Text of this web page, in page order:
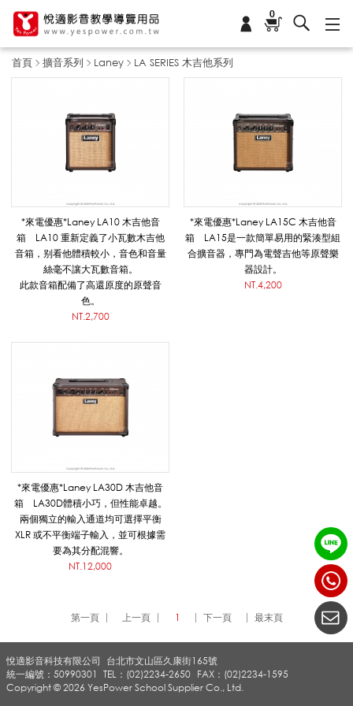
0
首頁 擴音系列 Laney LA SERIES 木吉他系列
S
E
S
他
*來電優惠*Laney LA10 木吉他音
箱 LA10 重新定義了小瓦數木吉他
音箱，别看他體積較小，音色和音量
絲毫不讓大瓦數音箱。
此款音箱配備了高還原度的原聲音
色。
NT.2,700
*來電優惠*Laney LA15C 木吉他音
箱 LA15是一款簡單易用的緊湊型組
合擴音器，專門為電聲吉他等原聲樂
器設計。
NT.4,200
*來電優惠*Laney LA30D 木吉他音
箱 LA30D體積小巧，但性能卓越。
兩個獨立的輸入通道均可選擇平衡
XLR 或不平衡端子輸入，並可根據需
要為其分配混響。
NT.12,000
第一頁 上一頁 1 下一頁 最末頁
悅適影音科技有限公司
TEL：(02)2234-2650 FAX：(02)2234-1595
台北市文山區久康街165號
統一編號：50990301
Copyright © 2026 YesPower School Supplier Co., Ltd.